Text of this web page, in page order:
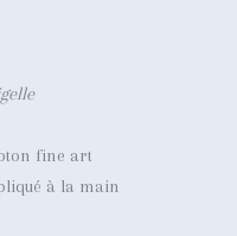
fine art
à la main